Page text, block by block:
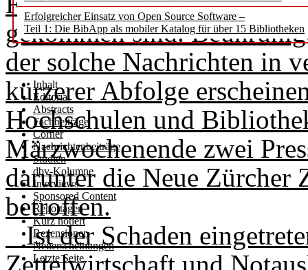
Erfolgreicher Einsatz von Open Source Software –
Teil 1: Die BibApp als mobiler Katalog für über 15 Bibliotheken
Inhalt
Editorial
Abstracts
Fachbeiträge
Corner
Nachrichtenbeiträge
Studien
dbv-Kolumne
Interviews
Sponsored Content
Reportagen
Kurz notiert
Rezensionen
Neuerscheinungen
Letzte Seite
gekommen sind.
der solche Nachrichten in
kürzerer Abfolge
Hochschulen und
Märzwochenende zwei
darunter die Neue
betroffen.
Ist der Schaden